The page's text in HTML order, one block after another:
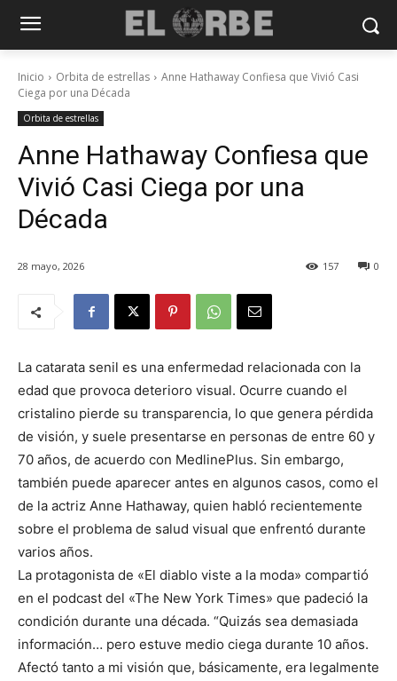
Inicio Orbita de estrellas
Anne Hathaway Confiesa que Vivió Casi
Ciega por una Década
Orbita de estrellas
Anne Hathaway Confiesa que
Vivió Casi Ciega por una
Década
28 mayo, 2026 0
157
La catarata senil es una enfermedad relacionada con la
edad que provoca deterioro visual. Ocurre cuando el
cristalino pierde su transparencia, lo que genera pérdida
de visión, y suele presentarse en personas de entre 60 y
70 años, de acuerdo con MedlinePlus. Sin embargo,
también puede aparecer antes en algunos casos, como el
de la actriz Anne Hathaway, quien habló recientemente
sobre el problema de salud visual que enfrentó durante
varios años.
La protagonista de «El diablo viste a la moda» compartió
en el podcast del «The New York Times» que padeció la
condición durante una década. “Quizás sea demasiada
información… pero estuve medio ciega durante 10 años.
Afectó tanto a mi visión que, básicamente, era legalmente